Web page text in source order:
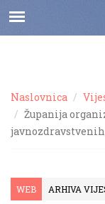
Naslovnica
Županija
WEB ARHIVA